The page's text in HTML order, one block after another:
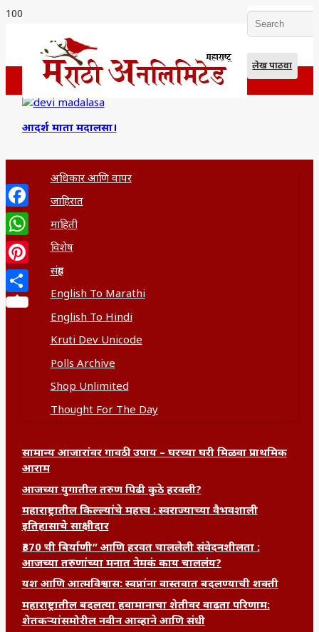
लेख पाठवा
आदर्श माता मदालसा।
अधिकार आणि वापर
जाहिरात
माहिती
विशेष
संग्रह
English To Marathi
English To Hindi
Kruti Dev Unicode
Polls Archive
Shop Unlimited
Thought For The Day
सामान्य आजारांवर गावठी उपाय – घरच्या घरी मिळवा प्राथमिक
आराम
आजच्या युगातील तरुण पिढी कुठे हरवली?
महाराष्ट्रातील किल्ल्यांचे महत्त्व : स्वराज्याच्या वैभवशाली
इतिहासाचे साक्षीदार
₹370 ची बिर्याणी” आणि हरवत चाललेली संवेदनशीलता :
आजच्या तरुणांच्या मनात नेमकं काय चाललंय?
यश आणि आत्मविश्वास: स्वप्नांना वास्तवात बदलण्याची शक्ती
महाराष्ट्रातील बदलत्या हवामानाचा शेतीवर वाढता परिणाम:
शेतकऱ्यांसमोरील नवीन आव्हाने आणि संधी
Facebook
WhatsApp
Pinterest
Share